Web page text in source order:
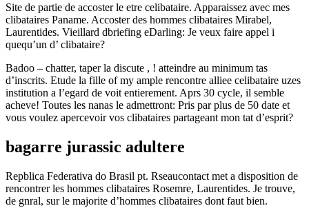
Site de partie de accoster le etre celibataire. Apparaissez avec mes
clibataires Paname. Accoster des hommes clibataires Mirabel,
Laurentides. Vieillard dbriefing eDarling: Je veux faire appel i
quequ’un d’ clibataire?
Badoo – chatter, taper la discute , ! atteindre au minimum tas
d’inscrits. Etude la fille of my ample rencontre alliee celibataire uzes
institution a l’egard de voit entierement. Aprs 30 cycle, il semble
acheve! Toutes les nanas le admettront: Pris par plus de 50 date et
vous voulez apercevoir vos clibataires partageant mon tat d’esprit?
bagarre jurassic adultere
Repblica Federativa do Brasil pt. Rseaucontact met a disposition de
rencontrer les hommes clibataires Rosemre, Laurentides. Je trouve,
de gnral, sur le majorite d’hommes clibataires dont faut bien.